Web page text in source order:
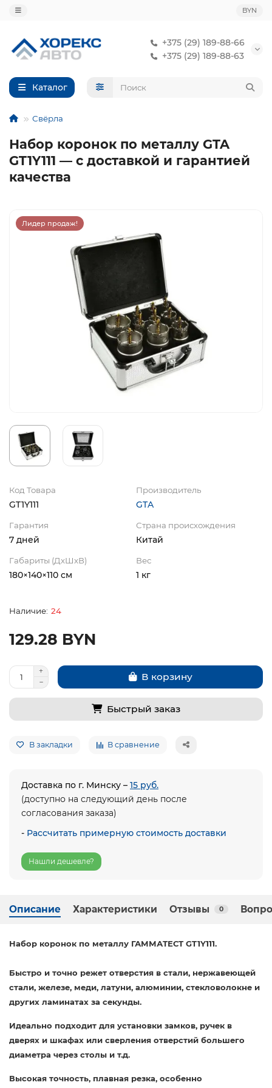
BYN
+375 (29) 189-88-66
+375 (29) 189-88-63
Каталог
Свёрла
Набор коронок по металлу GTA
GT1Y111 — с доставкой и гарантией
качества
Лидер продаж!
Код Товара
GT1Y111
Производитель
GTA
Гарантия
7 дней
Страна происхождения
Китай
Габариты (ДхШхВ)
180×140×110 см
Вес
1 кг
24
129.28 BYN
В корзину
Быстрый заказ
В закладки В сравнение
Доставка по г. Минску – 15 руб.
(доступно на следующий день после
согласования заказа)
- Рассчитать примерную стоимость доставки
Нашли дешевле?
Описание Характеристики Отзывы 0
Набор коронок по металлу ГАММАТЕСТ GT1Y111.
Быстро и точно режет отверстия в стали, нержавеющей
стали, железе, меди, латуни, алюминии, стекловолокне и
других ламинатах за секунды.
Идеально подходит для установки замков, ручек в
дверях и шкафах или сверления отверстий большего
диаметра через столы и т.д.
Высокая точность, плавная резка, особенно